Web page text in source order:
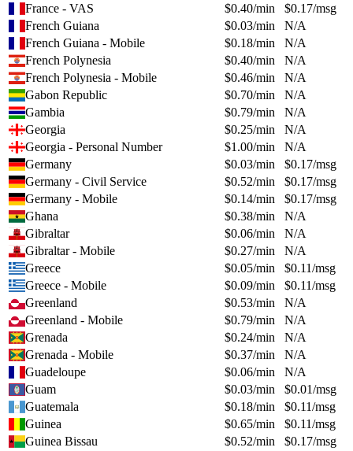
France - VAS $0.40/min $0.17/msg
French Guiana
$0.03/min
N/A
French Guiana - Mobile
$0.18/min
N/A
French Polynesia
$0.40/min
N/A
French Polynesia - Mobile
$0.46/min
N/A
Gabon Republic
$0.70/min
N/A
Gambia
$0.79/min
N/A
Georgia
$0.25/min
N/A
Georgia - Personal Number
$1.00/min
N/A
Germany
$0.03/min $0.17/msg
Germany - Civil Service
$0.52/min $0.17/msg
Germany - Mobile
$0.14/min $0.17/msg
Ghana
$0.38/min
N/A
Gibraltar
$0.06/min
N/A
Gibraltar - Mobile
$0.27/min
N/A
Greece
$0.05/min $0.11/msg
Greece - Mobile
$0.09/min $0.11/msg
Greenland
$0.53/min
N/A
Greenland - Mobile
$0.79/min
N/A
Grenada
$0.24/min
N/A
Grenada - Mobile
$0.37/min
N/A
Guadeloupe
$0.06/min
N/A
Guam
$0.03/min $0.01/msg
Guatemala
$0.18/min $0.11/msg
Guinea
$0.65/min $0.11/msg
Guinea Bissau
$0.52/min $0.17/msg